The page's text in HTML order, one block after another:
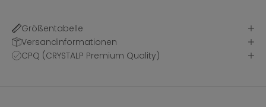
Größentabelle
Versandinformationen
CPQ (CRYSTALP Premium Quality)